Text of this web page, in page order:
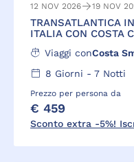
12 NOV 2026 19 NOV
TRANSATLANTICA
ITALIA CON COSTA
Viaggi conCosta
8 Giorni - 7Notti
Prezzo per persona da
€ 459
Sconto extra -5%!